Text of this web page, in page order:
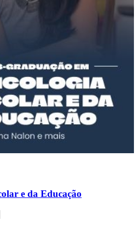
e da Educação